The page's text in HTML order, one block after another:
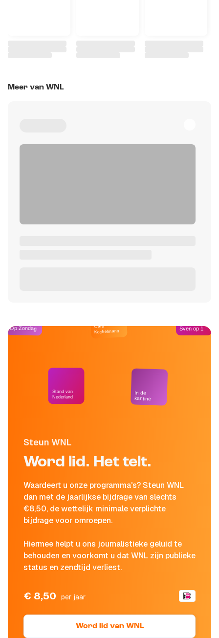
Meer van WNL
Steun WNL
Word lid. Het telt.
Waardeert u onze programma's? Steun WNL
dan met de jaarlijkse bijdrage van slechts
€8,50, de wettelijk minimale verplichte
bijdrage voor omroepen.
Hiermee helpt u ons journalistieke geluid te
behouden en voorkomt u dat WNL zijn publieke
status en zendtijd verliest.
€ 8,50 per jaar
Word lid van WNL
Op Zondag
Stand van
Nederland
Café
Kockelmann
In de
kantine
Sven op 1